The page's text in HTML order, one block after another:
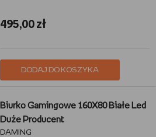
495,00 zł
DODAJ DO KOSZYKA
Biurko Gamingowe 160X80 Białe Led
Duże Producent
DAMING